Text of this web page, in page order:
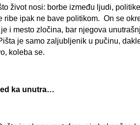
život nosi: borbe između ljudi,
ribe ipak ne bave politikom. On se
i mesto zločina, bar njegova
je samo zaljubljenik u pučinu,
koleba se.
ka unutra…